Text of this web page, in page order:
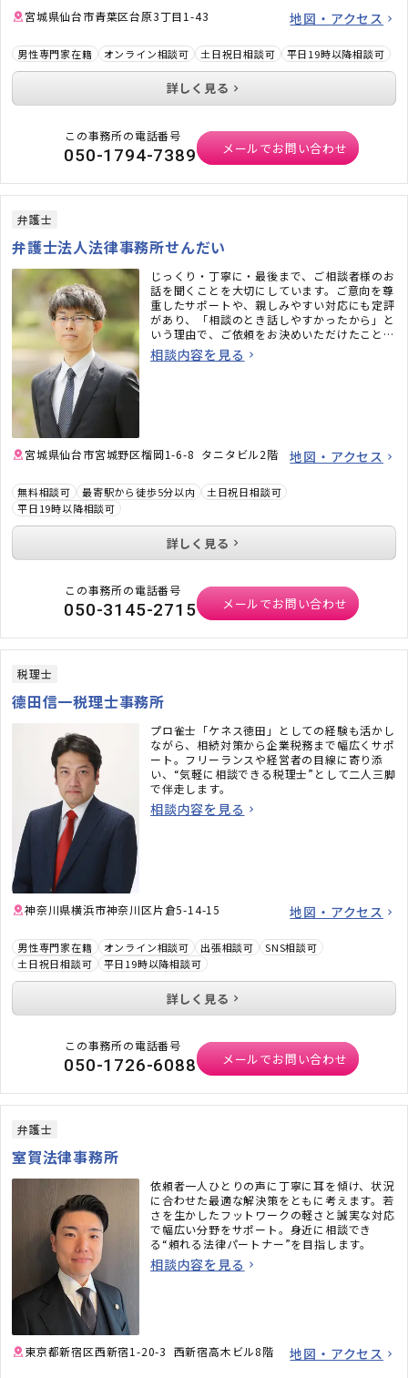
宮城県仙台市青葉区台原3丁目1-43 地図・アクセス
男性専門家在籍 オンライン相談可 土日祝日相談可 平日19時以降相談可
詳しく見る
この事務所の電話番号
050-1794-7389 メールでお問い合わせ
弁護士
弁護士法人法律事務所せんだい
じっくり・丁寧に・最後まで、ご相談者様のお
話を聞くことを大切にしています。ご意向を尊
重したサポートや、親しみやすい対応にも定評
があり、「相談のとき話しやすかったから」と
いう理由で、ご依頼をお決めいただけたことも
あります。上から目線で話すことは絶対にあり
ませんので、安心してご相談ください。
相談内容を見る
宮城県仙台市宮城野区榴岡1-6-8 タニタビル2階 地図・アクセス
無料相談可 最寄駅から徒歩5分以内
土日祝日相談可
平日19時以降相談可
詳しく見る
この事務所の電話番号
050-3145-2715 メールでお問い合わせ
税理士
德田信一税理士事務所
プロ雀士「ケネス徳田」としての経験も活かし
ながら、相続対策から企業税務まで幅広くサポ
ート。フリーランスや経営者の目線に寄り添
い、“気軽に相談できる税理士”として二人三脚
で伴走します。
相談内容を見る
神奈川県横浜市神奈川区片倉5-14-15 地図・アクセス
男性専門家在籍 オンライン相談可 出張相談可
SNS相談可
土日祝日相談可
平日19時以降相談可
詳しく見る
この事務所の電話番号
050-1726-6088 メールでお問い合わせ
弁護士
室賀法律事務所
依頼者一人ひとりの声に丁寧に耳を傾け、状況
に合わせた最適な解決策をともに考えます。若
さを生かしたフットワークの軽さと誠実な対応
で幅広い分野をサポート。身近に相談でき
る“頼れる法律パートナー”を目指します。
相談内容を見る
東京都新宿区西新宿1-20-3 西新宿高木ビル8階 地図・アクセス